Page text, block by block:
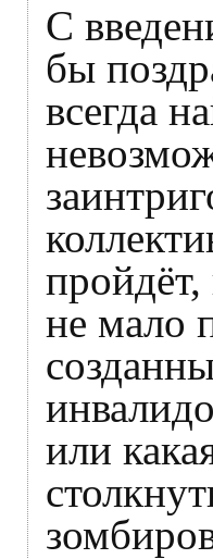
С
бы
всегда
не мало
или